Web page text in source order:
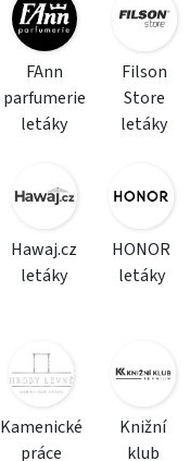
FAnn
parfumerie
letáky
Filson
Store
letáky
Hawaj.cz
letáky
HONOR
letáky
Kamenické
práce
Knižní
klub